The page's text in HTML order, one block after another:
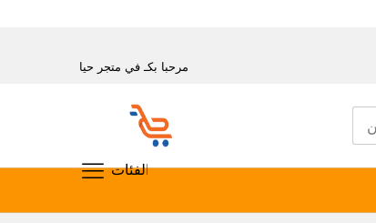
مرحبا بكـ في متجر حيا
تسوق حسب الفئات